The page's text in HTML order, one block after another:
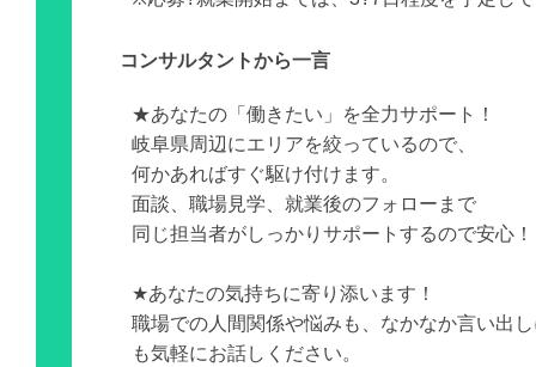
コンサルタントから一言
★あなたの「働きたい」を全力サポート！
岐阜県周辺にエリアを絞っているので、
何かあればすぐ駆け付けます。
面談、職場見学、就業後のフォローまで
同じ担当者がしっかりサポートするので安心！
★あなたの気持ちに寄り添います！
職場での人間関係や悩みも、なかなか言い出
も気軽にお話しください。